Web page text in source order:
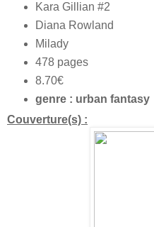
Kara Gillian #2
Diana Rowland
Milady
478 pages
8.70€
genre : urban fantasy
Couverture(s) :